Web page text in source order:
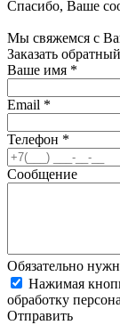
Спасибо, Ваше
Мы свяжемся с
Заказать
Ваше имя *
Email *
Телефон *
Сообщение
Обязательно
Нажимая
обработку
Отправить